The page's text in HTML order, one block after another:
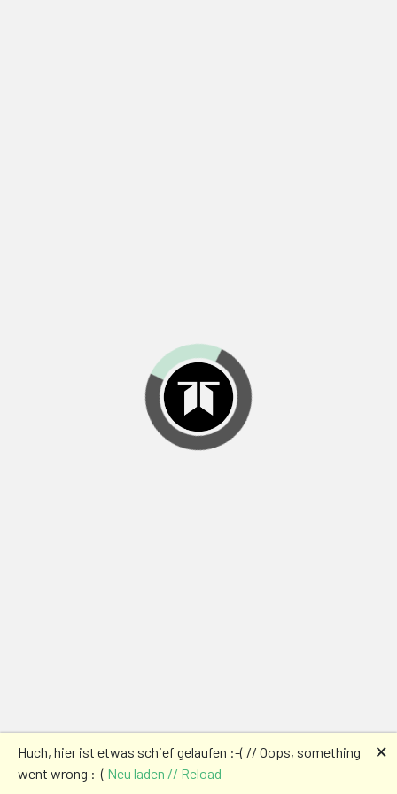
Huch, hier ist etwas schief gelaufen :-( // Oops, something
went wrong :-( Neu laden // Reload
🗙